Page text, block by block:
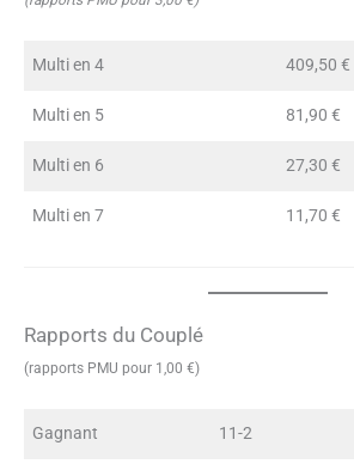
Multi en 4 409,50 €
Multi en 5 81,90 €
Multi en 6 27,30 €
Multi en 7 11,70 €
Rapports du Couplé
(rapports PMU pour 1,00 €)
Gagnant 11-2